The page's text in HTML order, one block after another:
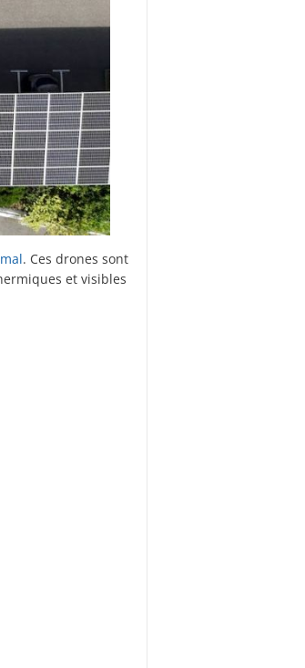
. Ces drones sont
et visibles